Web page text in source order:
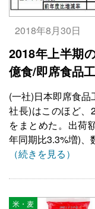
2018年8月30日
2018年上半期
億食/即席食品
(一社)日本即席食
社長)はこのほど、
をまとめた。出荷
年同期比3.3%増)、
（続きを見る）
米・麦